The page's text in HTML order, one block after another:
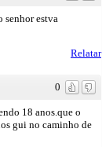
senhor estva
Relatar
0
18 anos.que o
gui no caminho de